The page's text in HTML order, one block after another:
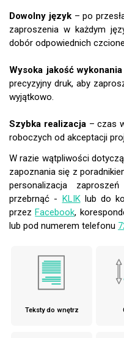
Dowolny język– po
zaproszenia w każdym
dobór odpowiednich
Wysoka jakość wykonania
precyzyjny druk, aby
wyjątkowo.
Szybka realizacja– czas
roboczych od akceptacji
W razie wątpliwości
zapoznania się z
personalizacja
przebrnąć - KLIKlub do
przezFacebook,
lub pod numerem telefonu
Teksty do wnętrz